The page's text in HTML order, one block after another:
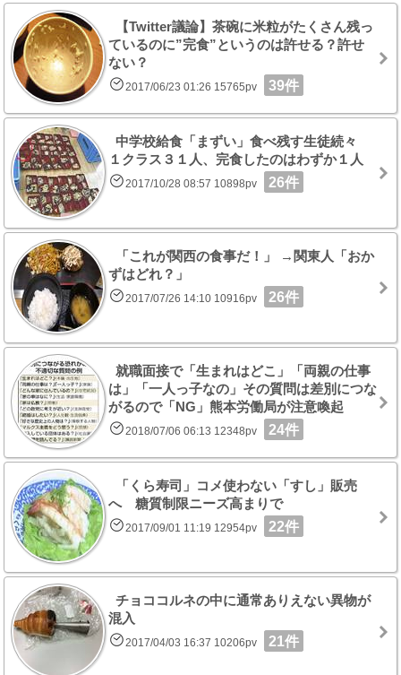
【Twitter議論】茶碗に米粒がたくさん残っ
ているのに”完食”というのは許せる？許せ
ない？
2017/06/23 01:26 15765pv 39件
中学校給食「まずい」食べ残す生徒続々
１クラス３１人、完食したのはわずか１人
2017/10/28 08:57 10898pv 26件
「これが関西の食事だ！」 →関東人「おか
ずはどれ？」
2017/07/26 14:10 10916pv 26件
就職面接で「生まれはどこ」「両親の仕事
は」「一人っ子なの」その質問は差別につな
がるので「NG」熊本労働局が注意喚起
2018/07/06 06:13 12348pv 24件
「くら寿司」コメ使わない「すし」販売
へ 糖質制限ニーズ高まりで
2017/09/01 11:19 12954pv 22件
チョココルネの中に通常ありえない異物が
混入
2017/04/03 16:37 10206pv 21件